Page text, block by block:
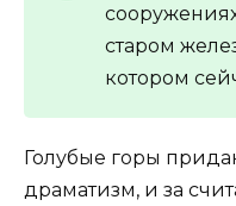
старом
котором
Голубые горы
драматизм, и за